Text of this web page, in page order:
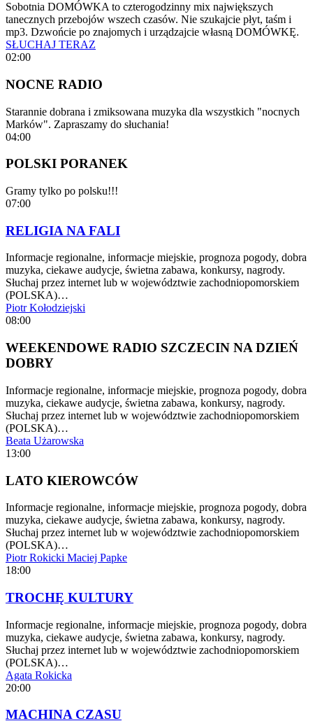
Sobotnia DOMÓWKA to czterogodzinny mix największych
tanecznych przebojów wszech czasów. Nie szukajcie płyt, taśm i
mp3. Dzwońcie po znajomych i urządzajcie własną DOMÓWKĘ.
SŁUCHAJ TERAZ
02:00
NOCNE RADIO
Starannie dobrana i zmiksowana muzyka dla wszystkich "nocnych
Marków". Zapraszamy do słuchania!
04:00
POLSKI PORANEK
Gramy tylko po polsku!!!
07:00
RELIGIA NA FALI
Informacje regionalne, informacje miejskie, prognoza pogody, dobra
muzyka, ciekawe audycje, świetna zabawa, konkursy, nagrody.
Słuchaj przez internet lub w województwie zachodniopomorskiem
(POLSKA)…
Piotr Kołodziejski
08:00
WEEKENDOWE RADIO SZCZECIN NA DZIEŃ
DOBRY
Informacje regionalne, informacje miejskie, prognoza pogody, dobra
muzyka, ciekawe audycje, świetna zabawa, konkursy, nagrody.
Słuchaj przez internet lub w województwie zachodniopomorskiem
(POLSKA)…
Beata Użarowska
13:00
LATO KIEROWCÓW
Informacje regionalne, informacje miejskie, prognoza pogody, dobra
muzyka, ciekawe audycje, świetna zabawa, konkursy, nagrody.
Słuchaj przez internet lub w województwie zachodniopomorskiem
(POLSKA)…
Piotr Rokicki Maciej Papke
18:00
TROCHĘ KULTURY
Informacje regionalne, informacje miejskie, prognoza pogody, dobra
muzyka, ciekawe audycje, świetna zabawa, konkursy, nagrody.
Słuchaj przez internet lub w województwie zachodniopomorskiem
(POLSKA)…
Agata Rokicka
20:00
MACHINA CZASU